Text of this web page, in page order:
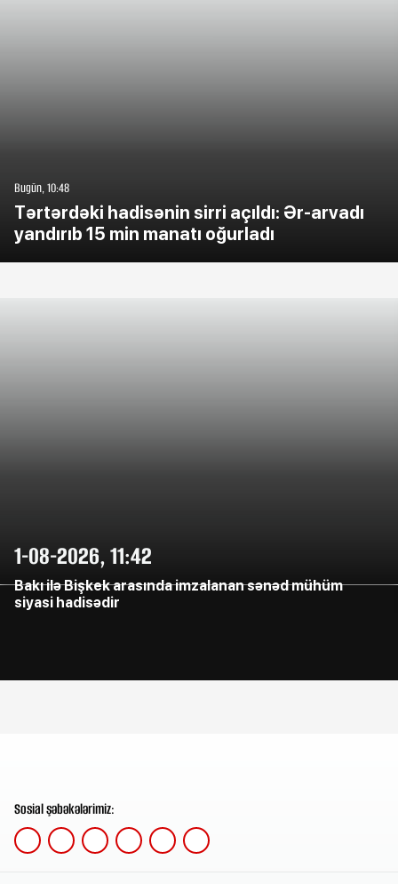
Bugün, 10:48
Tərtərdəki hadisənin sirri açıldı: Ər-arvadı
yandırıb 15 min manatı oğurladı
1-08-2026, 11:42
Bakı ilə Bişkek arasında imzalanan sənəd mühüm
siyasi hadisədir
Sosial şəbəkələrimiz: